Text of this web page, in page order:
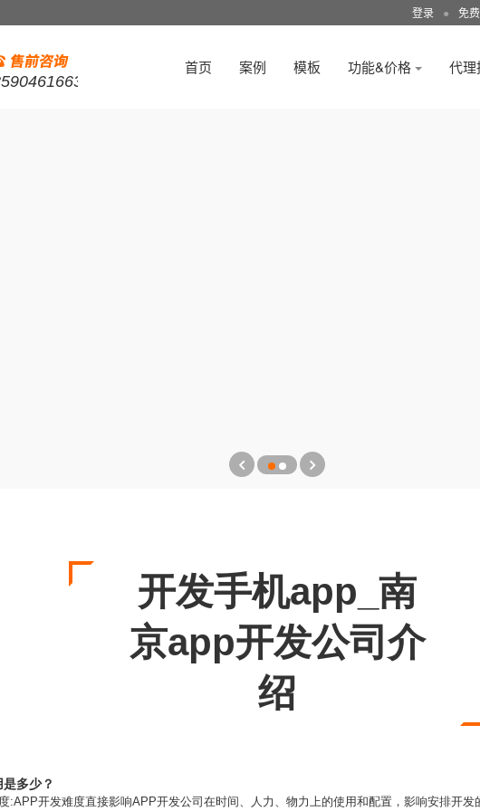
登录 ● 免
首页 案例 模板 功能&价格 代理
开发手机app_南
京app开发公司介
绍
多少？
:APP开发难度直接影响APP开发公司在时间、人力、物力上的使用和配置，影响安排开发